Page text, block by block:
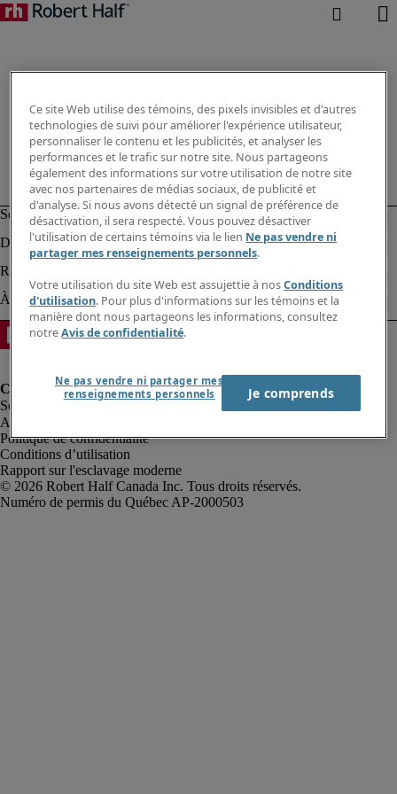
Alerte à la fraude
Politique de confidentialité
Conditions d’utilisation
Rapport sur l'esclavage moderne
Robert Half Canada Inc. Tous droits réservés.
Ce site Web utilise des témoins, des pixels invisibles et d'autres
technologies de suivi pour améliorer l'expérience utilisateur,
personnaliser le contenu et les publicités, et analyser les
performances et le trafic sur notre site. Nous partageons
également des informations sur votre utilisation de notre site
avec nos partenaires de médias sociaux, de publicité et
d'analyse. Si nous avons détecté un signal de préférence de
désactivation, il sera respecté. Vous pouvez désactiver
l'utilisation de certains témoins via le lien Ne pas vendre ni
partager mes renseignements personnels.
Votre utilisation du site Web est assujettie à nosConditions
d'utilisation. Pour plus d'informations sur les témoins et la
manière dont nous partageons les informations, consultez
notreAvis de confidentialité.
Ne pas vendre ni partager mes
renseignements personnels
Je comprends